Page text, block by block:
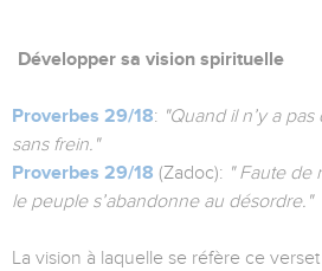
Développer sa vision spirituelle
Proverbes 29/18: "Quand il n’y a
sans frein."
Proverbes 29/18 (Zadoc): " Faute de
le peuple s’abandonne au désordre."
La vision à laquelle se réfère ce